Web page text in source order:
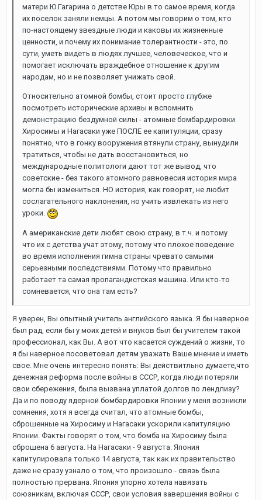
матери Ю.Гагарина о детстве Юры в то самое время, когда
их поселок заняли немцы. А потом мы говорим о том, кто
по-настоящему звездные люди и каковы их жизненные
ценности, и почему их понимание толерантности - это, по
сути, уметь видеть в людях лучшее, человеческое, что и
помогает исключать враждебное отношение к другим
народам, но и не позволяет унижать свой.
Относительно атомной бомбы, стоит просто глубже
посмотреть исторические архивы и вспомнить
демонстрацию бездумной силы - атомные бомбардировки
Хиросимы и Нагасаки уже ПОСЛЕ ее капитуляции, сразу
понятно, что в гонку вооружения втянули страну, вынудили
тратиться, чтобы не дать восстановиться, но
международные политологи дают тот же вывод, что
советские - без такого атомного равновесия история мира
могла бы измениться. НО история, как говорят, не любит
сослагательного наклонения, но учить извлекать из него
уроки.
А американские дети любят свою страну, в т.ч. и потому
что их с детства учат этому, потому что плохое поведение
во время исполнения гимна страны чревато самыми
серьезными последствиями. Потому что правильно
работает та самая пропагандистская машина. Или кто-то
сомневается, что она там есть?
Я уверен, Вы опытный учитель английского языка. Я бы наверное
был рад, если бы у моих детей и внуков был бы учителем такой
профессионал, как Вы. А вот что касается суждений о жизни, то
я бы наверное посоветовал детям уважать Ваше мнение и иметь
свое. Мне очень интересно понять: Вы действитльно думаете,что
денежная реформа после войны в СССР, когда люди потеряли
свои сбережения, была вызвана уплатой долгов по лендлизу?
Да и по поводу ядерной бомбардировки Японии у меня возникли
сомнения, хотя я всегда считал, что атомные бомбы,
сброшенные на Хиросиму и Нагасаки ускорили капитуляцию
Японии. Факты говорят о том, что бомба на Хиросиму была
сброшена 6 августа. На Нагасаки - 9 августа. Япония
капитулировала только 14 августа, так как их правительство
даже не сразу узнало о том, что произошло - связь была
полностью прервана. Япония упорно хотела навязать
союзникам, включая СССР, свои условия завершения войны с